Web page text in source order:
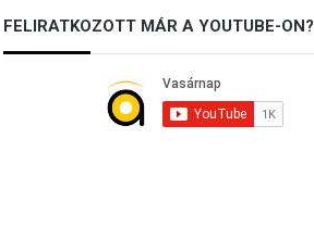
FELIRATKOZOTT MÁR A YOUTUBE-ON?